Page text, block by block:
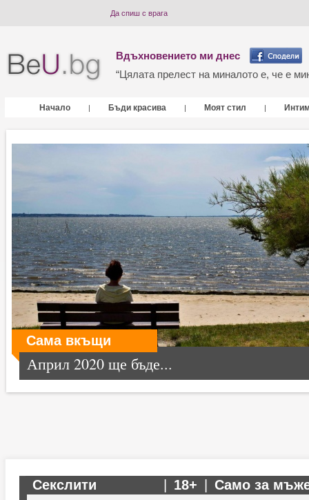
Да спиш с врага
Вдъхновението ми днес
“Цялата прелест на миналото е, че е
Начало | Бъди красива | Моят стил |
Сама вкъщи
Април 2020 ще бъде...
Секслити 18+ Само за